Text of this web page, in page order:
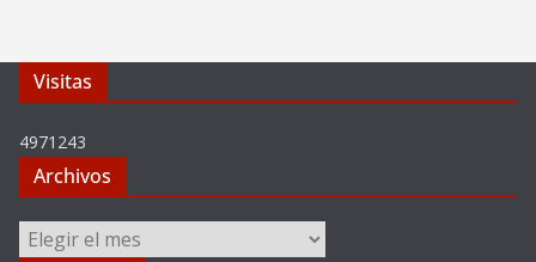
Visitas
4971243
Archivos
Archivos